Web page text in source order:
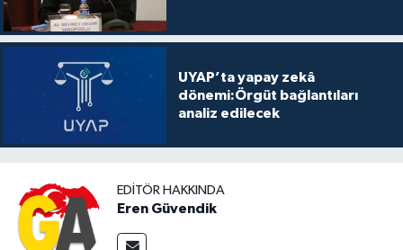
UYAP’ta yapay zekâ
dönemi:Örgüt bağlantıları
analiz edilecek
EDITÖR HAKKINDA
Eren Güvendik